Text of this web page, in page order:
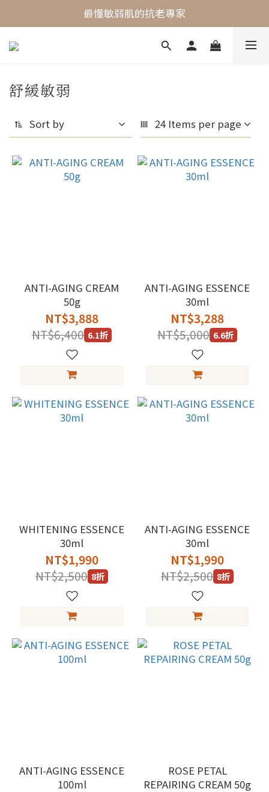
最懂敏弱肌的抗老專家
最懂敏弱肌的抗老專家
穩膚抗老保養首選
舒緩敏弱
Sort by 24 Items per page
ANTI-AGING CREAM
50g
NT$3,888
NT$6,400 6.1折
ANTI-AGING ESSENCE
30ml
NT$3,288
NT$5,000 6.6折
WHITENING ESSENCE
30ml
NT$1,990
NT$2,500 8折
ANTI-AGING ESSENCE
30ml
NT$1,990
NT$2,500 8折
ANTI-AGING ESSENCE
100ml
ROSE PETAL
REPAIRING CREAM 50g